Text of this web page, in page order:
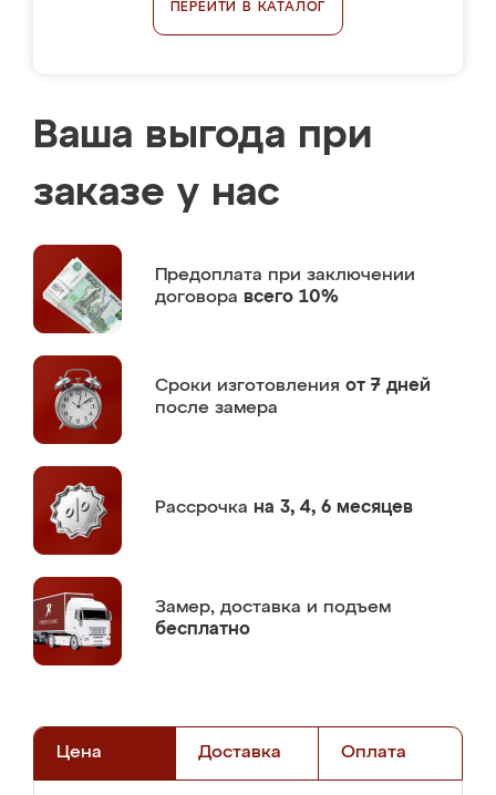
ПЕРЕЙТИ В КАТАЛОГ
Ваша выгода при
заказе у нас
Предоплата при заключении
договора всего 10%
Сроки изготовления от 7 дней
после замера
Рассрочка на 3, 4, 6 месяцев
Замер, доставка и подъем
бесплатно
Цена Доставка Оплата